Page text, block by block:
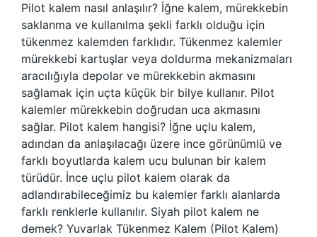
Pilot kalem nasıl anlaşılır? İğne kalem, mürekkebin
saklanma ve kullanılma şekli farklı olduğu için
tükenmez kalemden farklıdır. Tükenmez kalemler
mürekkebi kartuşlar veya doldurma mekanizmaları
aracılığıyla depolar ve mürekkebin akmasını
sağlamak için uçta küçük bir bilye kullanır. Pilot
kalemler mürekkebin doğrudan uca akmasını
sağlar. Pilot kalem hangisi? İğne uçlu kalem,
adından da anlaşılacağı üzere ince görünümlü ve
farklı boyutlarda kalem ucu bulunan bir kalem
türüdür. İnce uçlu pilot kalem olarak da
adlandırabileceğimiz bu kalemler farklı alanlarda
farklı renklerle kullanılır. Siyah pilot kalem ne
demek? Yuvarlak Tükenmez Kalem (Pilot Kalem)